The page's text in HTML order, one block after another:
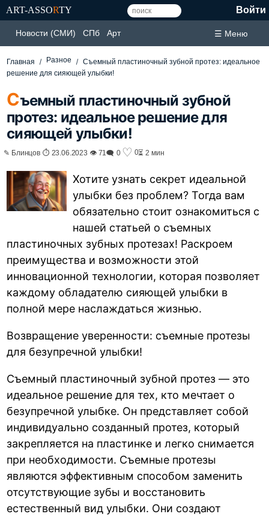
ART-ASSORTY Войти
Новости (СМИ) СПб Арт ☰ Меню
Главная Разное
Съемный пластиночный зубной протез: идеальное
решение для сияющей улыбки!
Съемный пластиночный зубной
протез: идеальное решение для
сияющей улыбки!
✎ Блинцов ⏱ 23.06.2023 👁 71🗨 0 ♡ 0⏳ 2 мин
Хотите узнать секрет идеальной
улыбки без проблем? Тогда вам
обязательно стоит ознакомиться с
нашей статьей о съемных
пластиночных зубных протезах! Раскроем
преимущества и возможности этой
инновационной технологии, которая позволяет
каждому обладателю сияющей улыбки в
полной мере наслаждаться жизнью.
Возвращение уверенности: съемные протезы
для безупречной улыбки!
Съемный пластиночный зубной протез — это
идеальное решение для тех, кто мечтает о
безупречной улыбке. Он представляет собой
индивидуально созданный протез, который
закрепляется на пластинке и легко снимается
при необходимости. Съемные протезы
являются эффективным способом заменить
отсутствующие зубы и восстановить
естественный вид улыбки. Они создают